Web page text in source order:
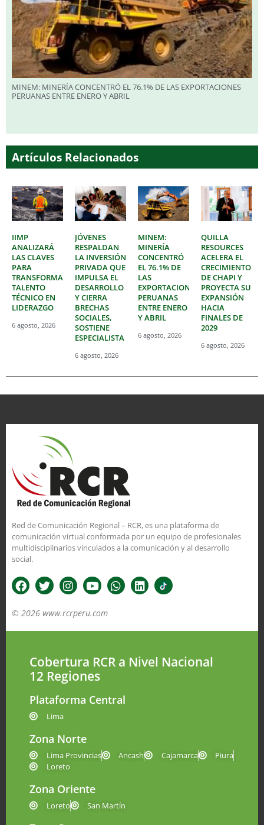
MINEM: MINERÍA CONCENTRÓ EL 76.1% DE LAS EXPORTACIONES
PERUANAS ENTRE ENERO Y ABRIL
Artículos Relacionados
IIMP
ANALIZARÁ
LAS CLAVES
PARA
TRANSFORMAR
TALENTO
TÉCNICO EN
LIDERAZGO
6 agosto, 2026
JÓVENES
RESPALDAN
LA INVERSIÓN
PRIVADA QUE
IMPULSA EL
DESARROLLO
Y CIERRA
BRECHAS
SOCIALES,
SOSTIENE
ESPECIALISTA
6 agosto, 2026
MINEM:
MINERÍA
CONCENTRÓ
EL 76.1% DE
LAS
EXPORTACIONES
PERUANAS
ENTRE ENERO
Y ABRIL
6 agosto, 2026
QUILLA
RESOURCES
ACELERA EL
CRECIMIENTO
DE CHAPI Y
PROYECTA SU
EXPANSIÓN
HACIA
FINALES DE
2029
6 agosto, 2026
Red de Comunicación Regional – RCR, es una plataforma de
comunicación virtual conformada por un equipo de profesionales
multidisciplinarios vinculados a la comunicación y al desarrollo
social.
© 2026 www.rcrperu.com
Cobertura RCR a Nivel Nacional
12 Regiones
Plataforma Central
Lima
Zona Norte
Lima Provincias Ancash Cajamarca
Piura
Loreto
Zona Oriente
Loreto San Martín